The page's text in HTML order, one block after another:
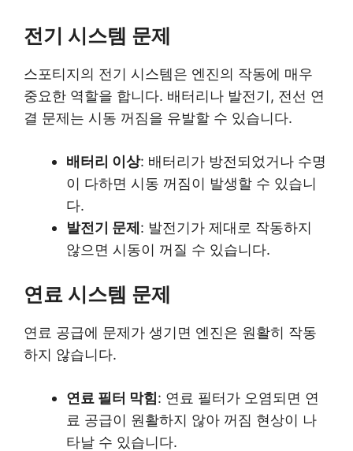
전기 시스템 문제
스포티지의 전기 시스템은 엔진의 작동에 매우
중요한 역할을 합니다. 배터리나 발전기, 전선 연
결 문제는 시동 꺼짐을 유발할 수 있습니다.
배터리 이상: 배터리가 방전되었거나 수명
이 다하면 시동 꺼짐이 발생할 수 있습니
다.
발전기 문제 : 발전기가 제대로 작동하지
않으면 시동이 꺼질 수 있습니다.
연료 시스템 문제
연료 공급에 문제가 생기면 엔진은 원활히 작동
하지 않습니다.
연료 필터 막힘: 연료 필터가 오염되면 연
료 공급이 원활하지 않아 꺼짐 현상이 나
타날 수 있습니다.